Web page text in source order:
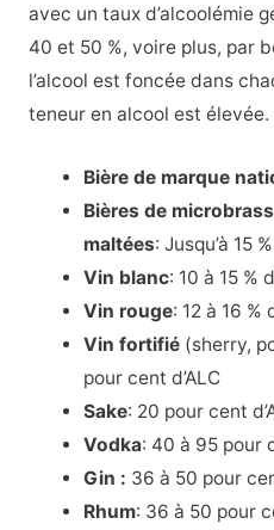
avec un taux d’alcoolémie
40 et 50 %, voire plus, par
l’alcool est foncée dans
teneur en alcool est élevée.
Bière de marque
Bières de
maltées: Jusqu’à 15
Vin blanc: 10 à 15 %
Vin rouge: 12 à 16 %
Vin fortifié (sherry,
pour cent d’ALC
Sake: 20 pour cent
Vodka: 40 à 95 pour
Gin : 36 à 50 pour
Rhum: 36 à 50 pour